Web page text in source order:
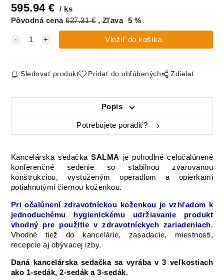
Valencia V6019
Valencia V8032
šedobiela
Valencia V9035
čierna
595.94€
ks
Pôvodná cena 627.31€ Zľava 5 %
Sledovať produkt Pridať do obľúbených Zdielať
Popis
Potrebujete poradiť?
Kancelárska sedačkaSALMA je pohodlné celočalúnené
konferenčné
sedenie so stabilnou
zvarovanou
konštrukciou, vystuženým operadlom a
opierkami
potiahnutými čiernou koženkou.
Pri očalúnení zdravotníckou koženkou je vzhľadom
k
jednoduchému
hygienickému udržiavanie
produkt
vhodný pre použitie v zdravotníckych zariadeniach.
Vhodné
tiež do kancelárie, zasadacie,
miestnosti,
recepcie aj obývacej izby.
Daná kancelárska sedačka sa vyrába v 3 veľkostiach
ako 1-sedák, 2-sedák a 3-sedák.